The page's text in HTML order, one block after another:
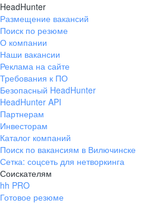
HeadHunter
Размещение вакансий
Поиск по резюме
О компании
Наши вакансии
Реклама на сайте
Требования к ПО
Безопасный HeadHunter
HeadHunter API
Партнерам
Инвесторам
Каталог компаний
Поиск по вакансиям в Вилючинске
Сетка: соцсеть для нетворкинга
Соискателям
hh PRO
Готовое резюме